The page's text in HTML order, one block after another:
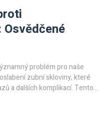
problém pro naše
zubní skloviny, které
a dalších komplikací. Tento
osvědčené metody,
dopady na Vaše zuby.